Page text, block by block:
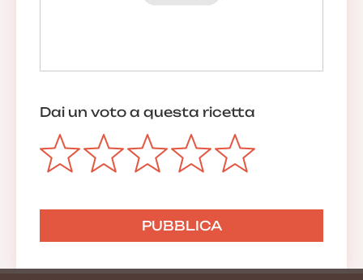
Dai un voto a questa ricetta